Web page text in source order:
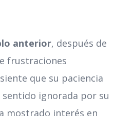
anterior, después de
frustraciones
que su paciencia
sentido ignorada por su
mostrado interés en